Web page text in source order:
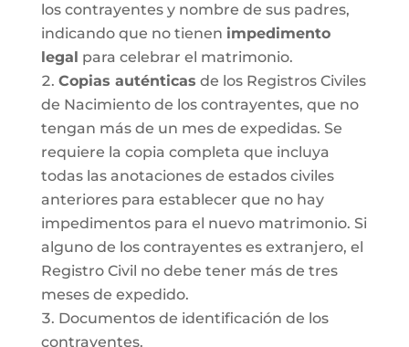
los contrayentes y nombre de sus padres,
indicando que no tienen impedimento
legal para celebrar el matrimonio.
Copias auténticas de los Registros Civiles
de Nacimiento de los contrayentes, que no
tengan más de un mes de expedidas. Se
requiere la copia completa que incluya
todas las anotaciones de estados civiles
anteriores para establecer que no hay
impedimentos para el nuevo matrimonio. Si
alguno de los contrayentes es extranjero, el
Registro Civil no debe tener más de tres
meses de expedido.
Documentos de identificación de los
contrayentes.